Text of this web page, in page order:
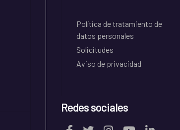
Política de tratamiento de
datos personales
Solicitudes
Aviso de privacidad
Redes sociales